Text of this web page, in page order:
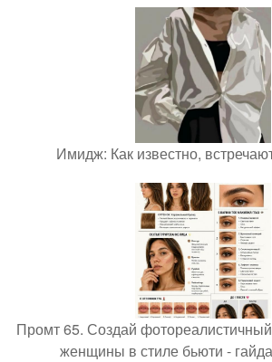
Имидж: Как известно,
Промт 65. Создай
женщины в стиле бьюти -